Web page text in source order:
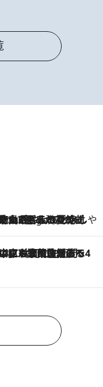
げ ひんやりスイーツで夏を満喫
Ago
CHOICE
るんだよ」 片岡仁左衛門・市川中車ら豪華座組みで4年目の立川立飛歌舞伎へ